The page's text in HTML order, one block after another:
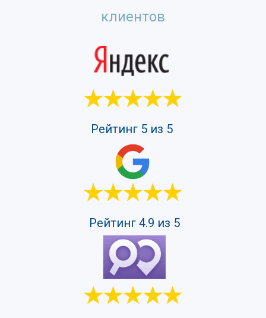
Рейтинг 4.9 из 5
Рейтинг 5 из 5
клиентов